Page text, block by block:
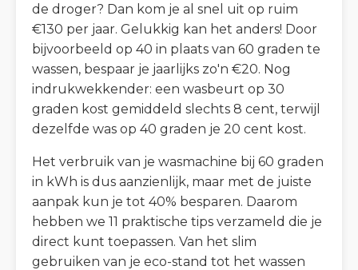
de droger? Dan kom je al snel uit op ruim
€130 per jaar. Gelukkig kan het anders! Door
bijvoorbeeld op 40 in plaats van 60 graden te
wassen, bespaar je jaarlijks zo'n €20. Nog
indrukwekkender: een wasbeurt op 30
graden kost gemiddeld slechts 8 cent, terwijl
dezelfde was op 40 graden je 20 cent kost.
Het verbruik van je wasmachine bij 60 graden
in kWh is dus aanzienlijk, maar met de juiste
aanpak kun je tot 40% besparen. Daarom
hebben we 11 praktische tips verzameld die je
direct kunt toepassen. Van het slim
gebruiken van je eco-stand tot het wassen